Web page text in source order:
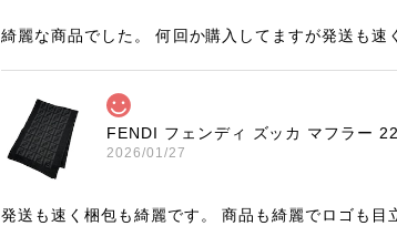
綺麗な商品でした。 何回か購入してますが発送も速
FENDI フェンディ ズッカ マフラー
2026/01/27
発送も速く梱包も綺麗です。 商品も綺麗でロゴも